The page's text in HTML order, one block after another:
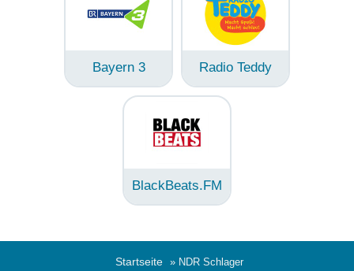
Bayern 3 Radio Teddy
BlackBeats.FM
Startseite » NDR Schlager